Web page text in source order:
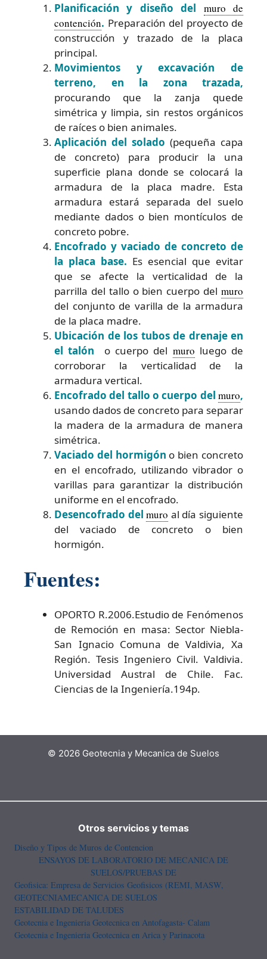
Planificación y diseño del muro de
contención. Preparación del proyecto de
construcción y trazado de la placa
principal.
Movimientos y excavación de
terreno, en la zona trazada,
procurando que la zanja quede
simétrica y limpia, sin restos orgánicos
de raíces o bien animales.
Aplicación del solado (pequeña capa
de concreto) para producir la una
superficie plana donde se colocará la
armadura de la placa madre. Esta
armadura estará separada del suelo
mediante dados o bien montículos de
concreto pobre.
Encofrado y vaciado de concreto de
la placa base. Es esencial que evitar
que se afecte la verticalidad de la
parrilla del tallo o bien cuerpo del muro
del conjunto de varilla de la armadura
de la placa madre.
Ubicación de los tubos de drenaje en
el talón
o cuerpo del muro luego de
corroborar la verticalidad de la
armadura vertical.
Encofrado del tallo o cuerpo del muro,
usando dados de concreto para separar
la madera de la armadura de manera
simétrica.
Vaciado del hormigón o bien concreto
en el encofrado, utilizando vibrador o
varillas para garantizar la distribución
uniforme en el encofrado.
Desencofrado delmuro al día siguiente
del vaciado de concreto o bien
hormigón.
Fuentes:
OPORTO R.2006.Estudio de Fenómenos
de Remoción en masa: Sector Niebla-
San Ignacio Comuna de Valdivia, Xa
Región. Tesis Ingeniero Civil. Valdivia.
Universidad Austral de Chile. Fac.
Ciencias de la Ingeniería.194p.
© 2026 Geotecnia y Mecanica de Suelos
Otros servicios y temas
Diseño y Tipos de Muros de Contencion
ENSAYOS DE LABORATORIO DE MECANICA DE
SUELOS/PRUEBAS DE
Geofisica: Empresa de Servicios Geofisicos (REMI, MASW,
GEOTECNIAMECANICA DE SUELOS
ESTABILIDAD DE TALUDES
Geotecnia e Ingenieria Geotecnica en Antofagasta- Calam
Geotecnia e Ingenieria Geotecnica en Arica y Parinacota